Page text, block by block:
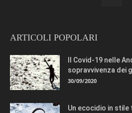
ARTICOLI POPOLARI
Il Covid-19 nelle
sopravvivenza dei
30/09/2020
Un ecocidio in